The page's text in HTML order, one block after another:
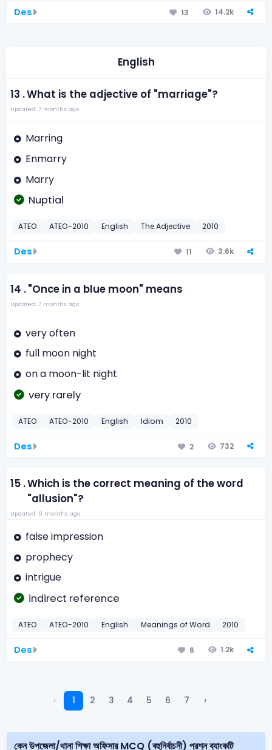
Des 13 14.2k
English
13 .What is the adjective of "marriage"?
Updated: 7 months ago
Marring
Enmarry
Marry
Nuptial
ATEO ATEO-2010 English The Adjective 2010
Des 11 3.6k
14 ."Once in a blue moon" means
Updated: 7 months ago
very often
full moon night
on a moon-lit night
very rarely
ATEO ATEO-2010 English Idiom 2010
Des 2 732
15 .Which is the correct meaning of the word
"allusion"?
Updated: 9 months ago
false impression
prophecy
intrigue
indirect reference
ATEO ATEO-2010 English Meanings of Word 2010
Des 6 1.2k
‹ 1 2 3 4 5 6 7 ›
কেন উপজেলা/থানা শিক্ষা অফিসার MCQ (বহুনির্বাচনী) প্রশ্ন ব্যাংকটি